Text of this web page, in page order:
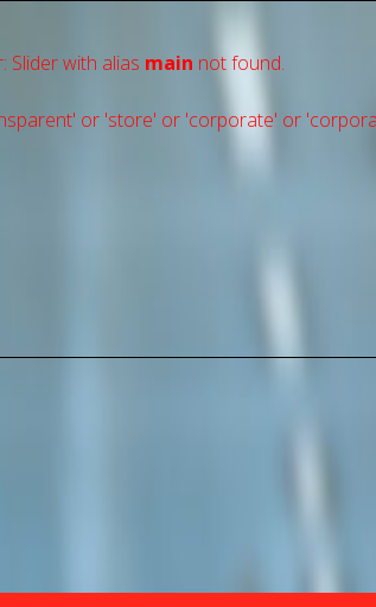
Slider with alias main not found.
or 'store' or 'сorporate' or